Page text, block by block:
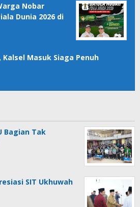
Nobar
Dunia 2026 di
Kalsel Masuk Siaga Penuh
Bagian Tak
SIT Ukhuwah